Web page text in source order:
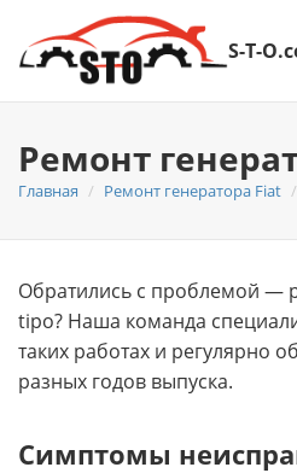
S-T-
Ремонт
Главная Ремонт генератора Fiat
Обратились с проблемой —
tipo? Нашa команда
таких работах и регулярно
разных годов выпуска.
Симптомы